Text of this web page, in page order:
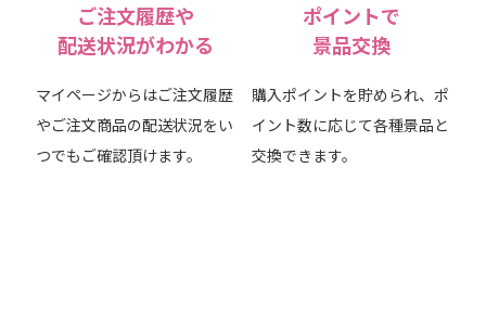
ご注文履歴や
配送状況がわかる
マイページからはご注文履歴
やご注文商品の配送状況をい
つでもご確認頂けます。
ポイントで
景品交換
購入ポイントを貯められ、ポ
イント数に応じて各種景品と
交換できます。